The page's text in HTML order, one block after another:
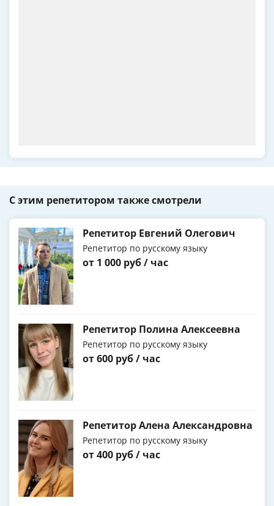
С этим репетитором также смотрели
Репетитор Евгений Олегович
Репетитор по русскому языку
от 1 000 руб / час
Репетитор Полина Алексеевна
Репетитор по русскому языку
от 600 руб / час
Репетитор Алена Александровна
Репетитор по русскому языку
от 400 руб / час